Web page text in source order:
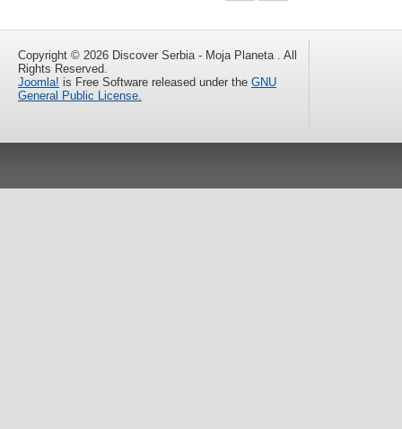
Copyright © 2026 Discover Serbia - Moja Planeta . All
Rights Reserved.
Joomla! is Free Software released under the GNU
General Public License.